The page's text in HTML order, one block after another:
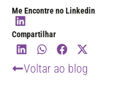
Me Encontre no Linkedin
Compartilhar
Voltar ao blog